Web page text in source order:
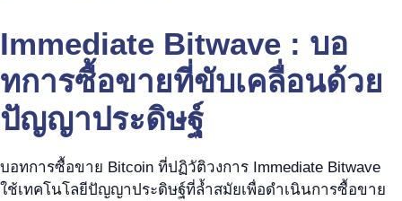
Immediate Bitwave : บอ
ทการซื้อขายที่ขับเคลื่อนด้วย
ปัญญาประดิษฐ์
บอทการซื้อขาย Bitcoin ที่ปฏิวัติวงการ Immediate Bitwave
ใช้เทคโนโลยีปัญญาประดิษฐ์ที่ล้ำสมัยเพื่อดำเนินการซื้อขาย